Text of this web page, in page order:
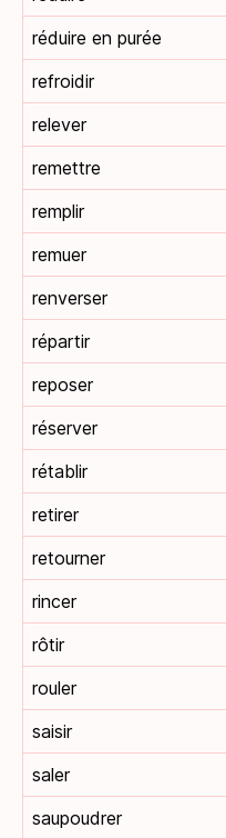
réduire en purée
refroidir
relever
remettre
remplir
remuer
renverser
répartir
reposer
réserver
rétablir
retirer
retourner
rincer
rôtir
rouler
saisir
saler
saupoudrer